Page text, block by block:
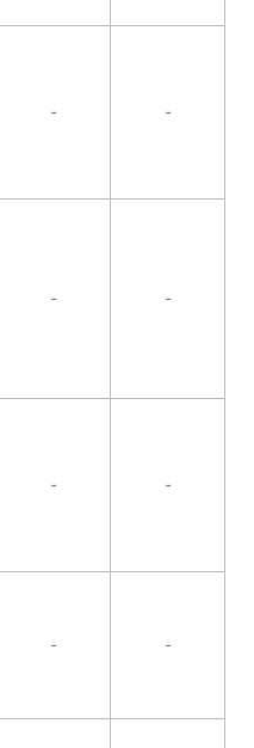
- -
- -
- -
- -